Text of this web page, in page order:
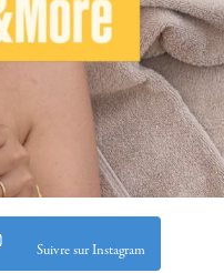
Suivre sur Instagram